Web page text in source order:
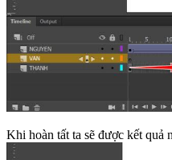
Khi hoàn tất ta sẽ được kết quả